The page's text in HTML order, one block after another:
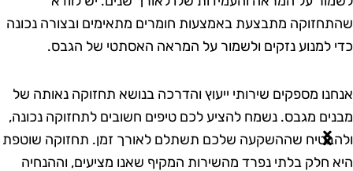
מתבצעת באמצעות חומרים מתאימים ובצורה נכונה
למנוע נזקים ולשמור על המראה האסתטי של הגבס.
מספקים שירותי ייעוץ והדרכה בנושא תחזוקה נאותה של
מגבס. נשמח להציע לכם טיפים חשובים לתחזוקה נכונה,
שההשקעה שלכם תשתלם לאורך זמן. תחזוקה שוטפת
חלק בלתי נפרד מהשירות המקיף שאנו מציעים, וההנחיה